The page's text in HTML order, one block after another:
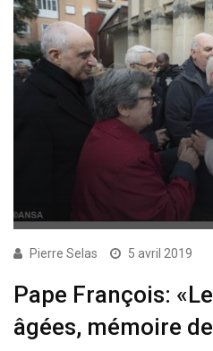
Pierre Selas 5 avril 2019
Pape François:
âgées, mémoire